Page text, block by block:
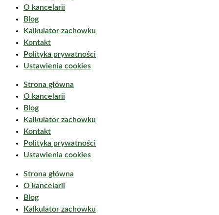
O kancelarii
Blog
Kalkulator zachowku
Kontakt
Polityka prywatności
Ustawienia cookies
Strona główna
O kancelarii
Blog
Kalkulator zachowku
Kontakt
Polityka prywatności
Ustawienia cookies
Strona główna
O kancelarii
Blog
Kalkulator zachowku